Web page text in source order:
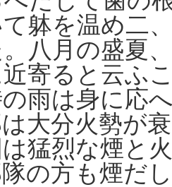
躰を温め二
八月の盛夏
寄ると云ふ
雨は身に応
大分火勢が
猛烈な煙と
の方も煙だ